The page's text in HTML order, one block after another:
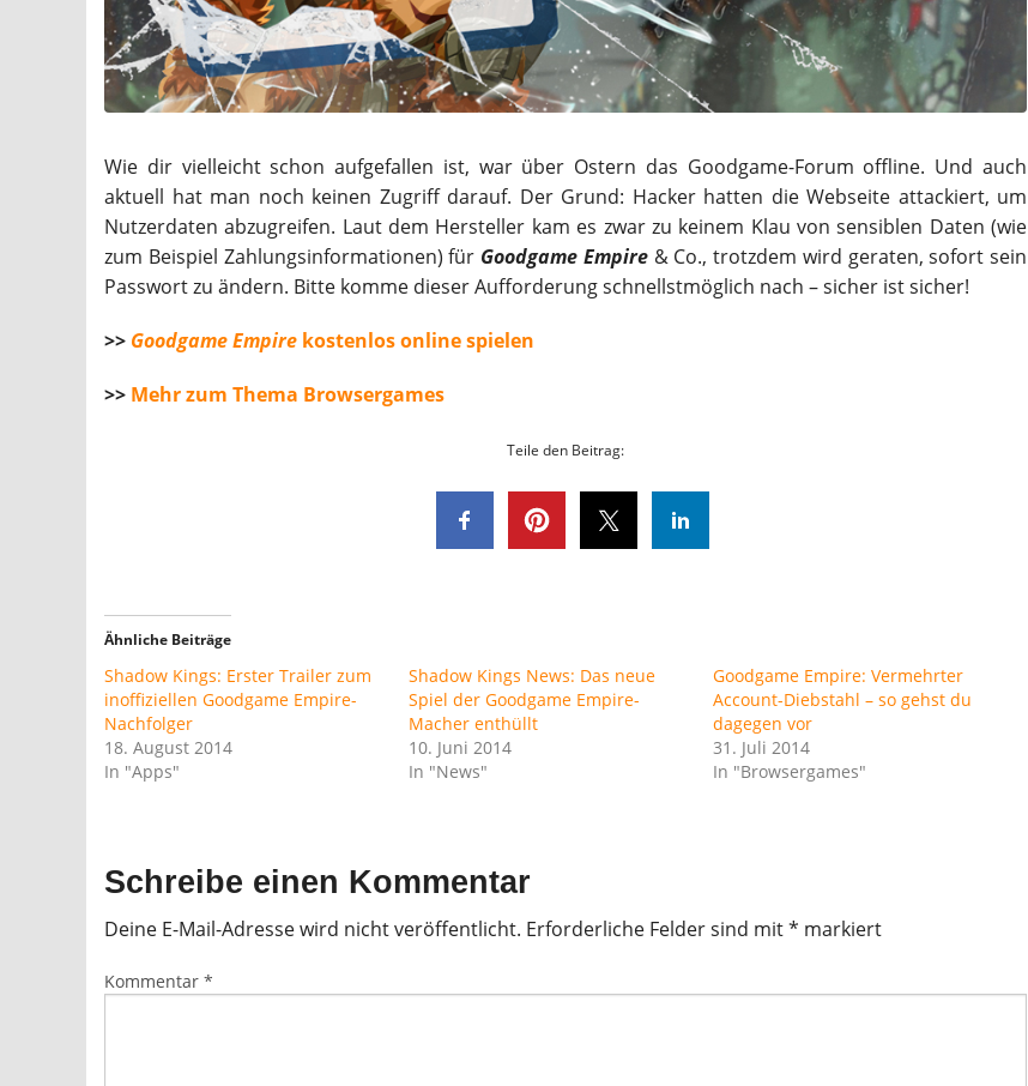
Wie dir vielleicht schon aufgefallen ist, war über Ostern das Goodgame-Forum offline. Und auch
aktuell hat man noch keinen Zugriff darauf. Der Grund: Hacker hatten die Webseite attackiert, um
Nutzerdaten abzugreifen. Laut dem Hersteller kam es zwar zu keinem Klau von sensiblen Daten (wie
zum Beispiel Zahlungsinformationen) für Goodgame Empire& Co., trotzdem wird geraten, sofort sein
Passwort zu ändern. Bitte komme dieser Aufforderung schnellstmöglich nach – sicher ist sicher!
>> Goodgame Empire kostenlos online spielen
>> Mehr zum Thema Browsergames
Teile den Beitrag:
Ähnliche Beiträge
Shadow Kings: Erster Trailer zum
inoffiziellen Goodgame Empire-
Nachfolger
18. August 2014
In "Apps"
Shadow Kings News: Das neue
Spiel der Goodgame Empire-
Macher enthüllt
10. Juni 2014
In "News"
Goodgame Empire: Vermehrter
Account-Diebstahl – so gehst du
dagegen vor
31. Juli 2014
In "Browsergames"
Schreibe einen Kommentar
Deine E-Mail-Adresse wird nicht veröffentlicht. Erforderliche Felder sind mit* markiert
Kommentar *